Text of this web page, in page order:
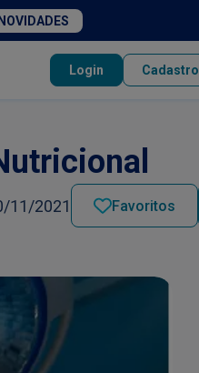
Login Cadastro
11/2021 Favoritos